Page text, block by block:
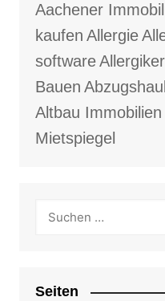
Aachener
kaufen Allergie
softwareAllergiker
Bauen
Altbau
Mietspiegel
Seiten